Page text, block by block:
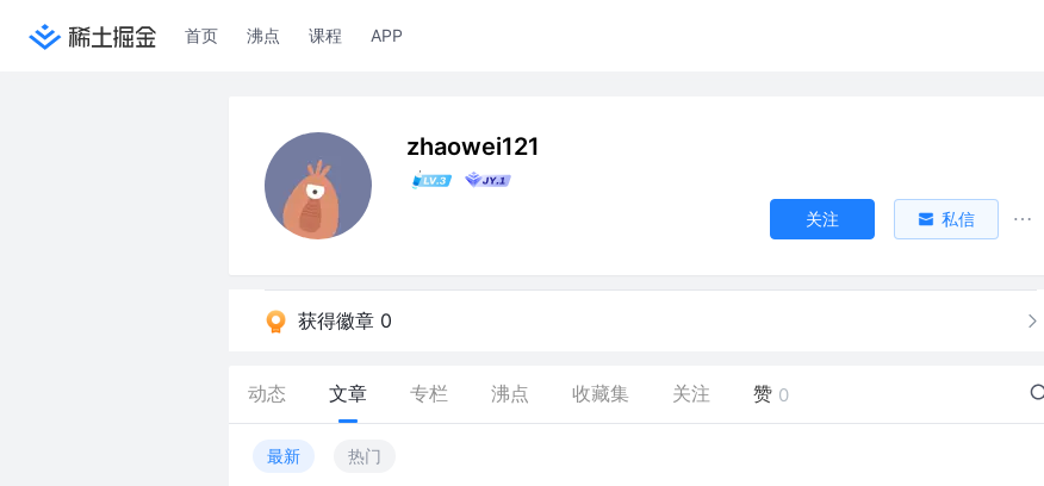
首页 沸点 课程 APP
zhaowei121
关注 私信
获得徽章 0
动态 文章 专栏 沸点 收藏集 关注 赞 0
最新 热门